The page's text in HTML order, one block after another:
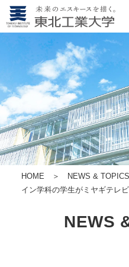
HOME ＞ NEWS & TOPICS
イン学科の学生がミヤギテレ
NEWS